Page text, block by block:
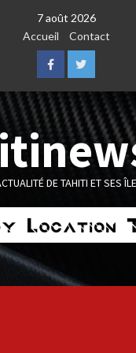
7 août 2026
Accueil
Contact
FacebookTwitter
DE TAHITI ET SES